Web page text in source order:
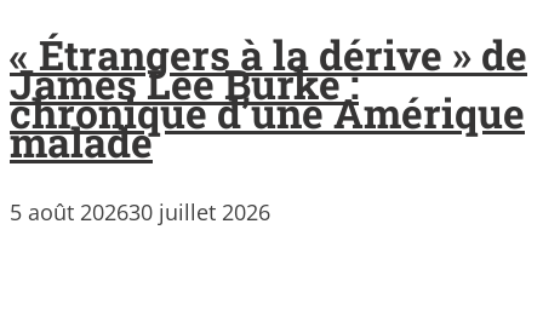
« Étrangers à la dérive » de
James Lee Burke :
chronique d’une Amérique
malade
5 août 202630 juillet 2026